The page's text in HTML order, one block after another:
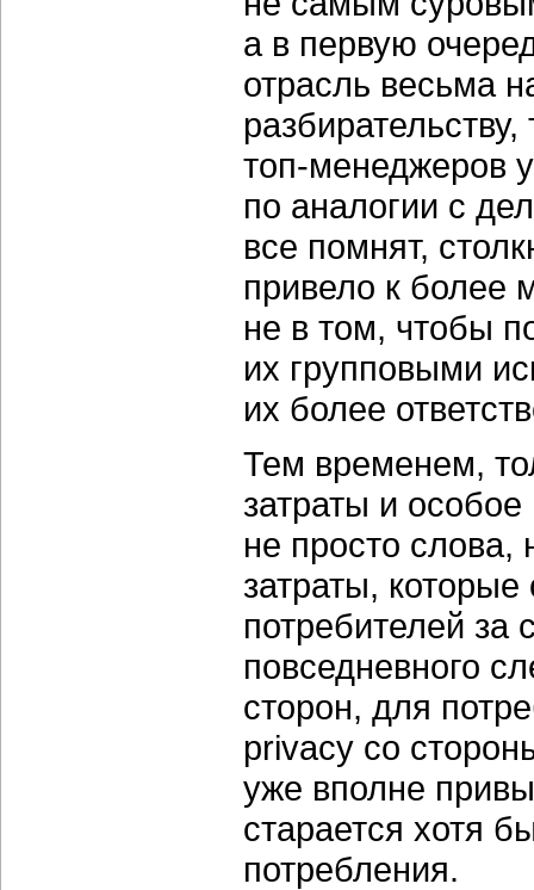
а в первую
отрасль весьма
топ-менеджеров
по аналогии с
все помнят,
привело к более
не в том, чтобы
их групповыми
их более
Тем временем,
затраты и
не просто
затраты,
потребителей
повседневного
сторон, для
privacy со
уже вполне
старается хотя
потребления.